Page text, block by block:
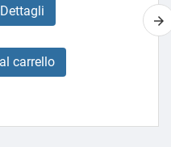
carrello